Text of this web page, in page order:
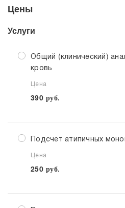
Цены
Услуги
Общий (клинический)
кровь
Цена
390 руб.
Подсчет атипичных
Цена
250 руб.